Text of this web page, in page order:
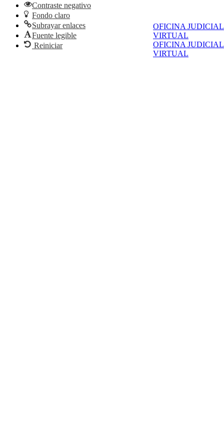
OFICINA JUDICIAL
VIRTUAL
OFICINA JUDICIAL
VIRTUAL
Contraste negativo
Fondo claro
Subrayar enlaces
Fuente legible
Reiniciar